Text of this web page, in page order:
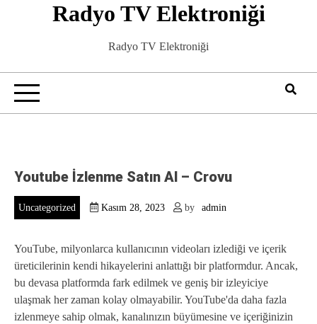
Radyo TV Elektroniği
Radyo TV Elektroniği
Youtube İzlenme Satın Al – Crovu
Uncategorized Kasım 28, 2023 by admin
YouTube, milyonlarca kullanıcının videoları izlediği ve içerik
üreticilerinin kendi hikayelerini anlattığı bir platformdur. Ancak,
bu devasa platformda fark edilmek ve geniş bir izleyiciye
ulaşmak her zaman kolay olmayabilir. YouTube'da daha fazla
izlenmeye sahip olmak, kanalınızın büyümesine ve içeriğinizin